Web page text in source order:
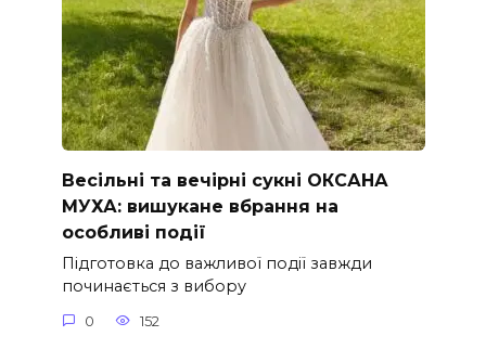
Весільні та вечірні сукні ОКСАНА
МУХА: вишукане вбрання на
особливі події
Підготовка до важливої події завжди
починається з вибору
0 152